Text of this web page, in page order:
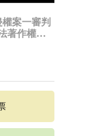
案一審判
著作權